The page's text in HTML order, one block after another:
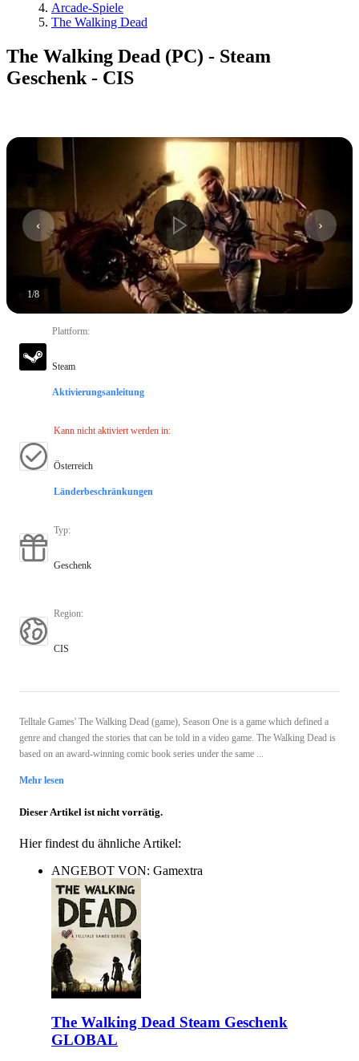
Arcade-Spiele
The Walking Dead
The Walking Dead (PC) - Steam
Geschenk - CIS
1/8
Plattform:
Steam
Aktivierungsanleitung
Kann nicht aktiviert werden in:
Österreich
Länderbeschränkungen
Typ:
Geschenk
Region:
CIS
Telltale Games' The Walking Dead (game), Season One is a game which defined a
genre and changed the stories that can be told in a video game. The Walking Dead is
based on an award-winning comic book series under the same ...
Mehr lesen
Dieser Artikel ist nicht vorrätig.
Hier findest du ähnliche Artikel:
ANGEBOT VON: Gamextra
The Walking Dead Steam Geschenk
GLOBAL